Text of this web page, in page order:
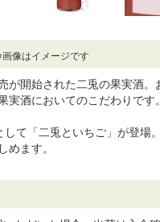
像はイメージです
が開始された二兎の果実酒
実酒においてのこだわりで
して「二兎といちご」が登場
めます。